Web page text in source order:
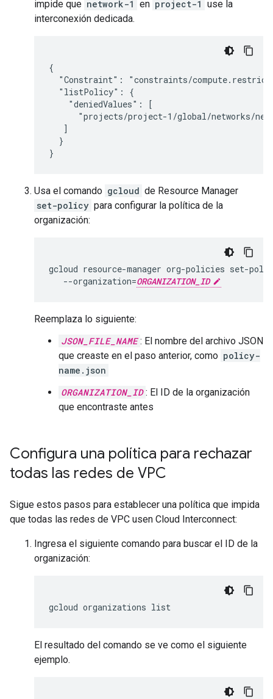
impide que network-1 en project-1 use la
interconexión dedicada.
{
"Constraint": "constraints/
  "listPolicy": {
    "deniedValues": [
"projects/project-1/global/networks/
   ]
  }
Usa el comando gcloud de Resource Manager
set-policy para configurar la política de la
organización:
gcloud resource-manager org-policies set-
   --organization=
ORGANIZATION_ID
Reemplaza lo siguiente:
JSON_FILE_NAME : El nombre del archivo JSON
que creaste en el paso anterior, como policy-
name.json
ORGANIZATION_ID : El ID de la organización
que encontraste antes
Configura una política para rechazar
todas las redes de VPC
Sigue estos pasos para establecer una política que impida
que todas las redes de VPC usen Cloud Interconnect:
Ingresa el siguiente comando para buscar el ID de la
organización:
gcloud organizations list
El resultado del comando se ve como el siguiente
ejemplo.